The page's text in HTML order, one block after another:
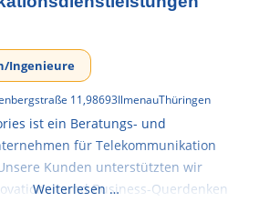
Ingenieure
11,98693IlmenauThüringen
ist ein Beratungs- und
für Telekommunikation
Kunden unterstützten wir
und Business-Querdenken
Weiterlesen …